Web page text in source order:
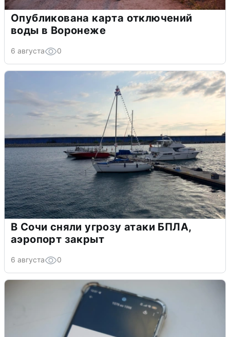
Опубликована карта отключений
воды в Воронеже
6 августа 0
В Сочи сняли угрозу атаки БПЛА,
аэропорт закрыт
6 августа 0